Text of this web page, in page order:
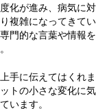
化が進み、病気に
複雑になってきてい
門的な言葉や情報
手に伝えてはくれま
トの小さな変化に
います。